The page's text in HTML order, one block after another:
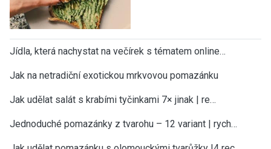
Jídla, která nachystat na večírek s tématem online…
Jak na netradiční exotickou mrkvovou pomazánku
Jak udělat salát s krabími tyčinkami 7× jinak | re…
Jednoduché pomazánky z tvarohu – 12 variant | rych…